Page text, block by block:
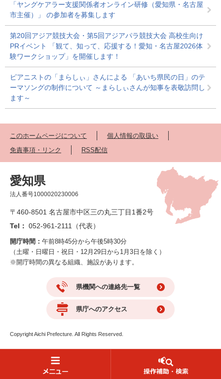
「ヤングケアラー支援関係者オンライン研修（愛知県・名古屋
市主催）」 の参加者を募集します
第20回アジア競技大会・第5回アジアパラ競技大会 高校生向け
PRイベント 「観て、知って、応援する！愛知・名古屋2026体
験ワークショップ」を開催します！
ピアニストの「まらしぃ」さんによる 「あいち県民の日」のテ
ーマソングの制作について ～まらしぃさんが知事を表敬訪問し
ます～
このホームページについて
個人情報の取扱い
免責事項・リンク
RSS配信
愛知県
法人番号1000020230006
〒460-8501 名古屋市中区三の丸三丁目1番2号
Tel： 052-961-2111（代表）
開庁時間： 午前8時45分から午後5時30分
（土曜・日曜日・祝日・12月29日から1月3日を除く）
※開庁時間の異なる組織、施設があります。
県機関への連絡先一覧
県庁へのアクセス
Copyright Aichi Prefecture. All Rights Reserved.